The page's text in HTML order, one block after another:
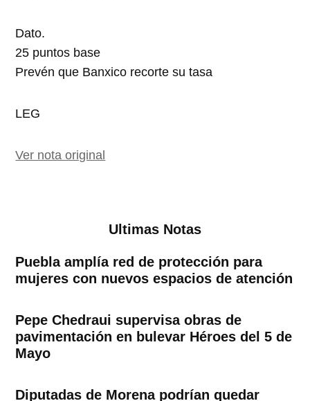
Dato.
25 puntos base
Prevén que Banxico recorte su tasa
LEG
Ver nota original
Ultimas Notas
Puebla amplía red de protección para
mujeres con nuevos espacios de atención
Pepe Chedraui supervisa obras de
pavimentación en bulevar Héroes del 5 de
Mayo
Diputadas de Morena podrían quedar